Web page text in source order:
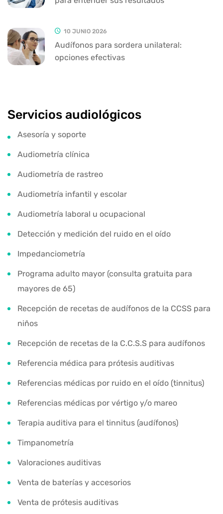
10 JUNIO 2026
Audífonos para sordera unilateral:
opciones efectivas
Servicios audiológicos
Asesoría y soporte
Audiometría clínica
Audiometría de rastreo
Audiometría infantil y escolar
Audiometría laboral u ocupacional
Detección y medición del ruido en el oído
Impedanciometría
Programa adulto mayor (consulta gratuita para
mayores de 65)
Recepción de recetas de audífonos de la CCSS para
niños
Recepción de recetas de la C.C.S.S para audífonos
Referencia médica para prótesis auditivas
Referencias médicas por ruido en el oído (tinnitus)
Referencias médicas por vértigo y/o mareo
Terapia auditiva para el tinnitus (audífonos)
Timpanometría
Valoraciones auditivas
Venta de baterías y accesorios
Venta de prótesis auditivas